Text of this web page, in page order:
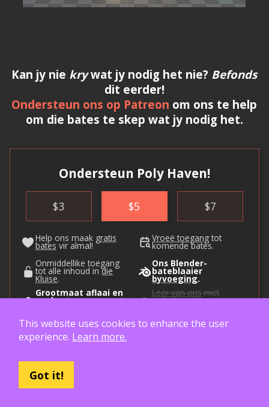
Kan jy nie krywat jy nodig het nie? Befonds
dit eerder!
Ondersteun ons op Patreon om ons te help
om die bates te skep wat jy nodig het.
Ondersteun Poly Haven!
$3 $5 $7
Help ons maak gratis
bates vir almal!
Vroeë toegang tot
komende bates.
Onmiddellike toegang
tot alle inhoud indie
Kluise.
Ons Blender-
bateblaaier
byvoeging.
Grootmaat aflaai en
vanlyn toegang met
Leer van onsmet
volledige video
Skenk maandeliks
This website uses cookies to enhance the user
experience. Learn more.
Got it!